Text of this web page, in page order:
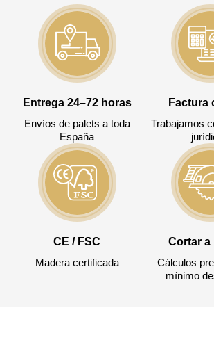
Entrega 24–72 horas
Envíos de palets a toda
España
Factura
Trabajamos
CE / FSC
Madera certificada
Cortar a
Cálculos
mínimo